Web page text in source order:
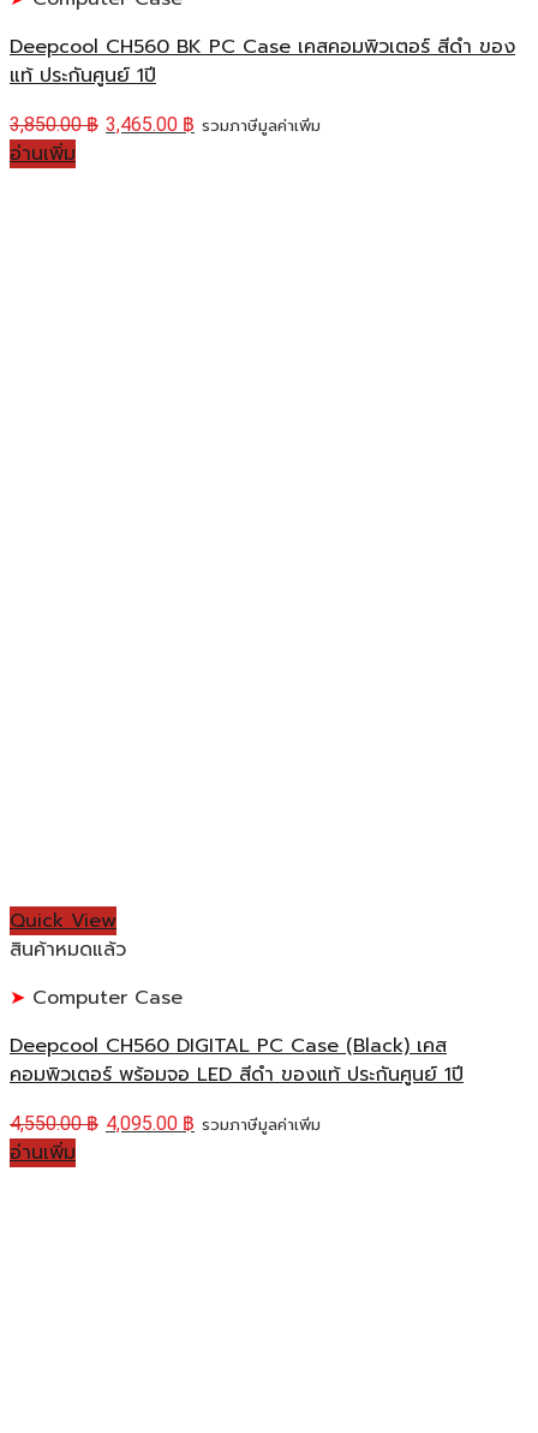
Deepcool CH560 BK PC Case เคสคอมพิวเตอร์ สีดำ ของ
แท้ ประกันศูนย์ 1ปี
3,850.00฿ 3,465.00 ฿ รวมภาษีมูลค่าเพิ่ม
อ่านเพิ่ม
Quick View
สินค้าหมดแล้ว
Computer Case
Deepcool CH560 DIGITAL PC Case (Black) เคส
คอมพิวเตอร์ พร้อมจอ LED สีดำ ของแท้ ประกันศูนย์ 1ปี
4,550.00฿ 4,095.00 ฿ รวมภาษีมูลค่าเพิ่ม
อ่านเพิ่ม